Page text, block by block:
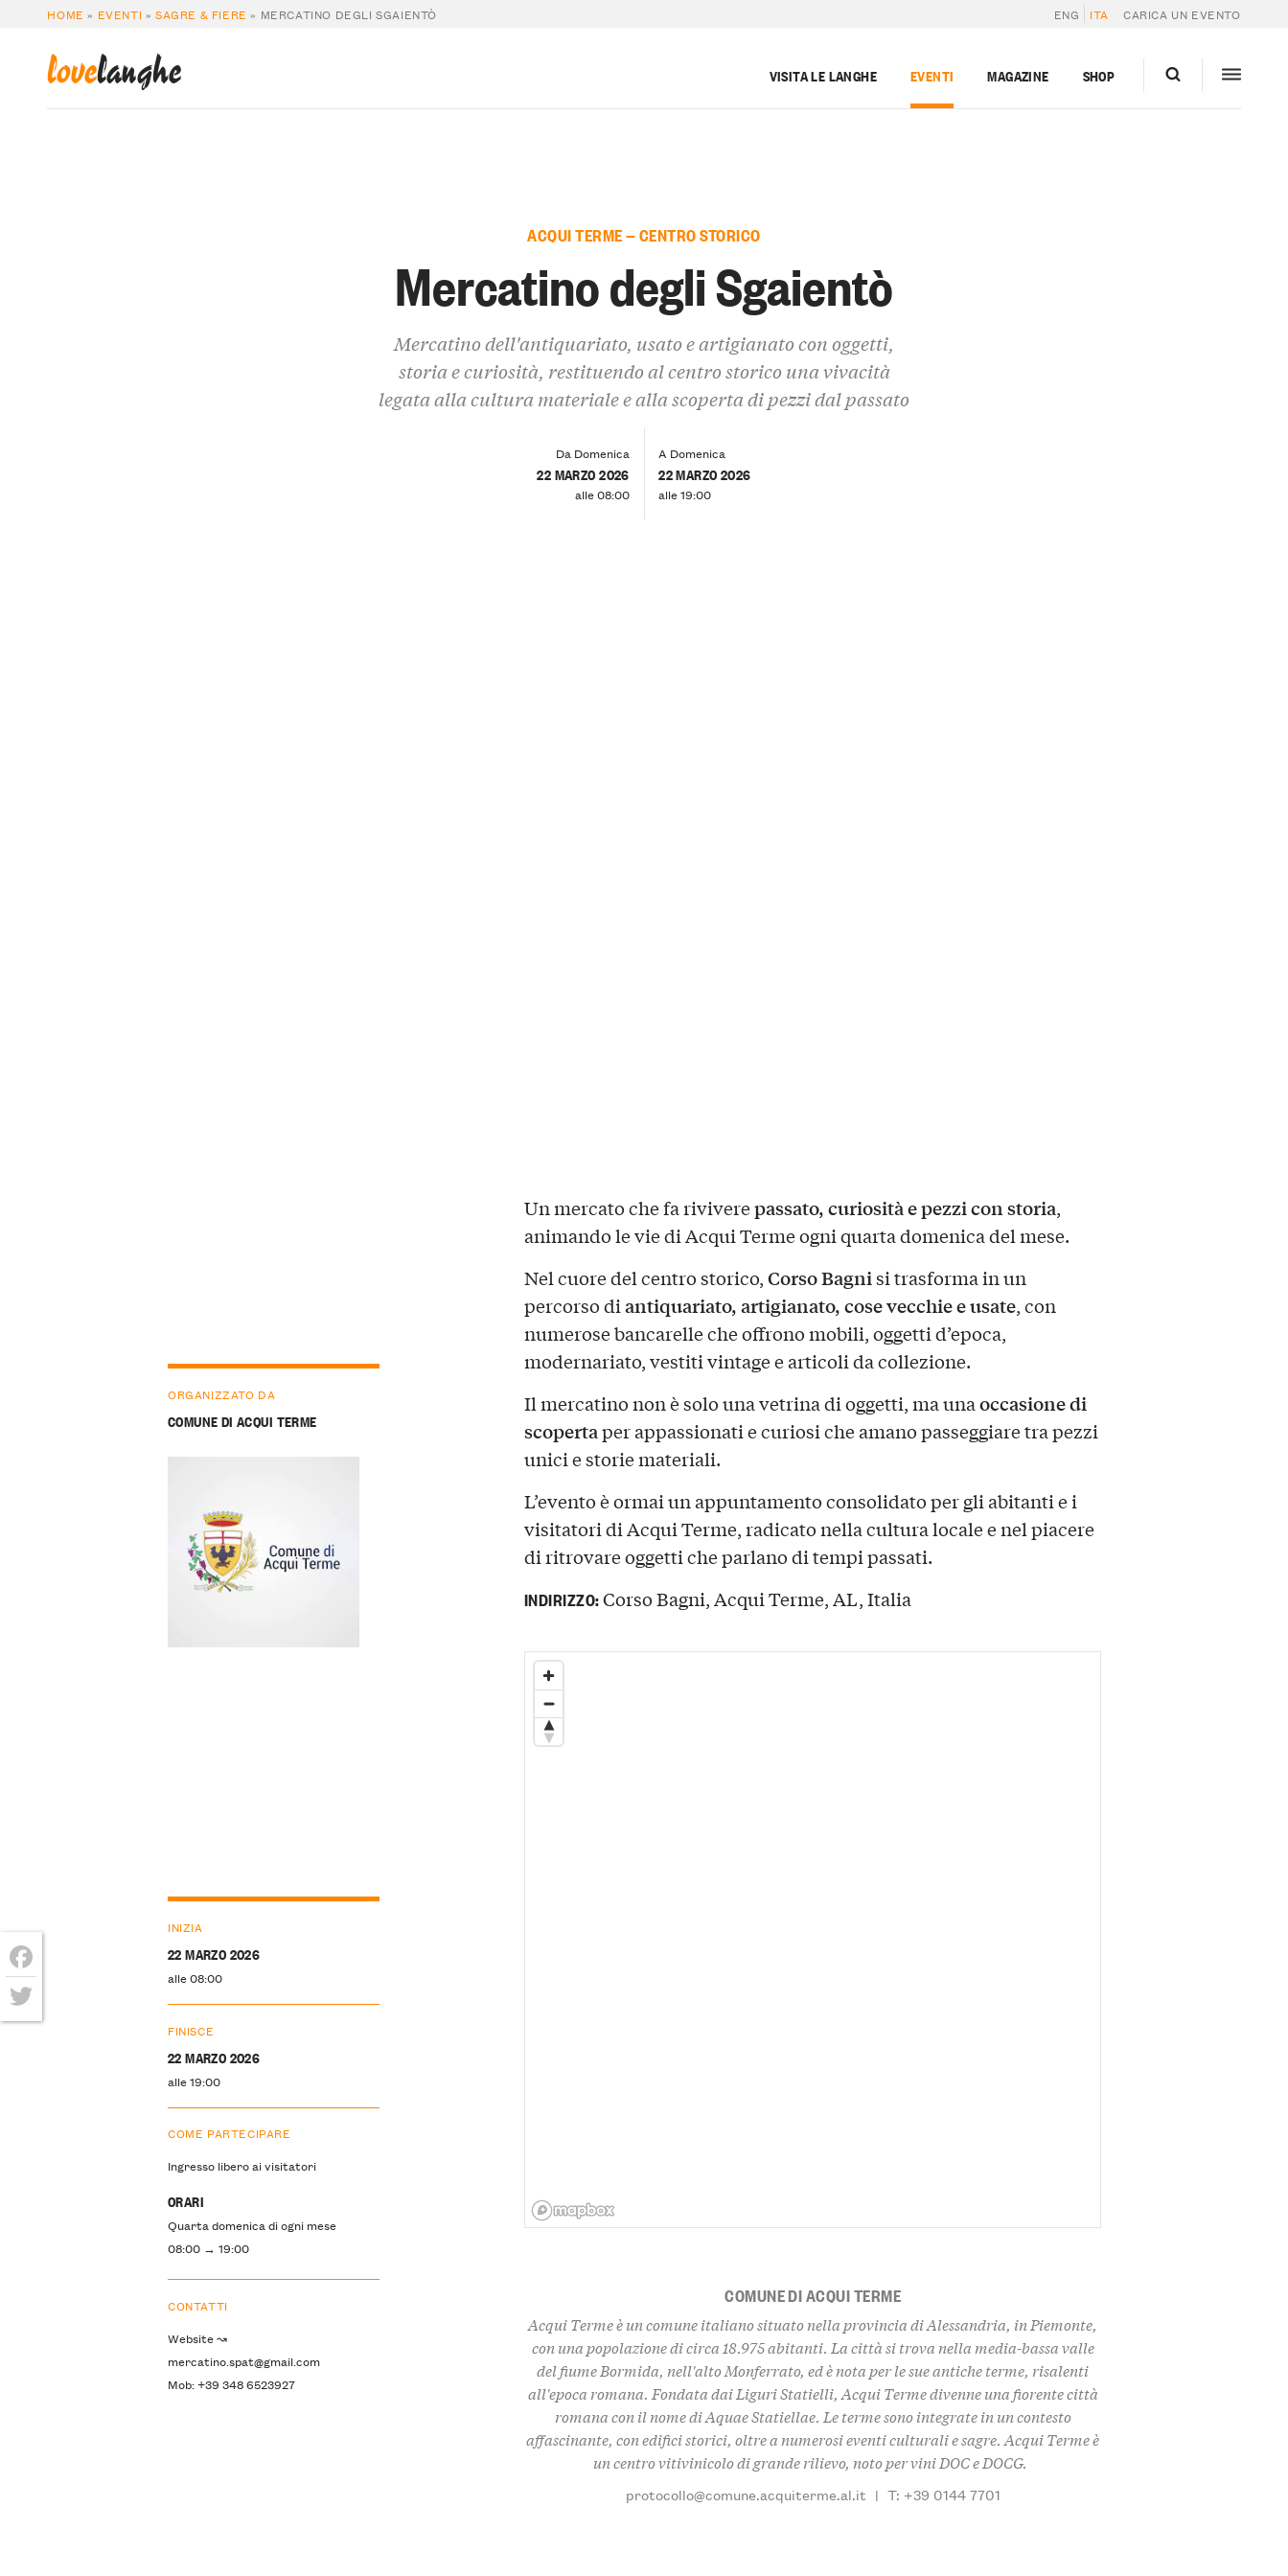
HOME » EVENTI »SAGRE & FIERE » MERCATINO DEGLI SGAIENTÒ ENG ITA CARICA UN EVENTO
lovelanghe VISITA LE LANGHE EVENTI MAGAZINE SHOP
ACQUI TERME — CENTRO STORICO
Mercatino degli Sgaientò
Mercatino dell'antiquariato, usato e artigianato con oggetti,
storia e curiosità, restituendo al centro storico una vivacità
legata alla cultura materiale e alla scoperta di pezzi dal passato
Da Domenica
22 MARZO 2026
alle 08:00
A Domenica
22 MARZO 2026
alle 19:00
Un mercato che fa riviverepassato, curiosità e pezzi con storia,
animando le vie di Acqui Terme ogni quarta domenica del mese.
Nel cuore del centro storico,Corso Bagnisi trasforma in un
percorso diantiquariato, artigianato, cose vecchie e usate, con
numerose bancarelle che offrono mobili, oggetti d’epoca,
modernariato, vestiti vintage e articoli da collezione.
Il mercatino non è solo una vetrina di oggetti, ma unaoccasione di
scopertaper appassionati e curiosi che amano passeggiare tra pezzi
unici e storie materiali.
L’evento è ormai un appuntamento consolidato per gli abitanti e i
visitatori di Acqui Terme, radicato nella cultura locale e nel piacere
di ritrovare oggetti che parlano di tempi passati.
ORGANIZZATO DA
COMUNE DI ACQUI TERME
INIZIA
22 MARZO 2026
alle 08:00
FINISCE
22 MARZO 2026
alle 19:00
COME PARTECIPARE
Ingresso libero ai visitatori
ORARI
Quarta domenica di ogni mese
08:00 → 19:00
CONTATTI
Website ↝
mercatino.spat@gmail.com
Mob: +39 348 6523927
INDIRIZZO:Corso Bagni, Acqui Terme, AL, Italia
COMUNE DI ACQUI TERME
Acqui Terme è un comune italiano situato nella provincia di Alessandria, in Piemonte,
con una popolazione di circa 18.975 abitanti. La città si trova nella media-bassa valle
del fiume Bormida, nell'alto Monferrato, ed è nota per le sue antiche terme, risalenti
all'epoca romana. Fondata dai Liguri Statielli, Acqui Terme divenne una fiorente città
romana con il nome di Aquae Statiellae. Le terme sono integrate in un contesto
affascinante, con edifici storici, oltre a numerosi eventi culturali e sagre. Acqui Terme è
un centro vitivinicolo di grande rilievo, noto per vini DOC e DOCG.
protocollo@comune.acquiterme.al.it | T: +39 0144 7701
Facebook
Twitter